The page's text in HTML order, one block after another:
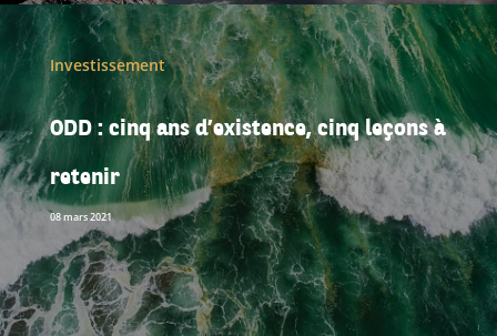
Investissement
ODD : cinq ans d’existence, cinq leçons à
retenir
08 mars 2021